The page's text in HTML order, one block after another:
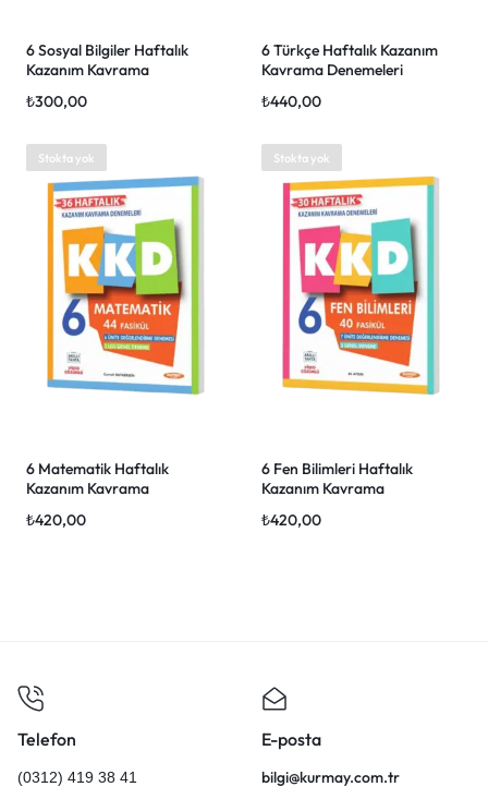
6 Sosyal Bilgiler Haftalık
Kazanım Kavrama
₺300,00
6 Türkçe Haftalık Kazanım
Kavrama Denemeleri
₺440,00
Stokta yok
6 Matematik Haftalık
Kazanım Kavrama
₺420,00
Stokta yok
6 Fen Bilimleri Haftalık
Kazanım Kavrama
₺420,00
Telefon
(0312) 419 38 41
E-posta
bilgi@kurmay.com.tr